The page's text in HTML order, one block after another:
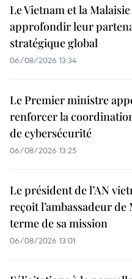
Le Vietnam et la
approfondir leur
stratégique global
06/08/2026 13:34
Le Premier ministre
renforcer la
de cybersécurité
06/08/2026 13:25
Le président de l’AN
reçoit l’ambassadeur de
terme de sa mission
06/08/2026 13:01